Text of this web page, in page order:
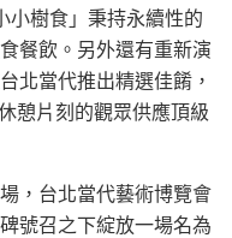
樹食」秉持永續性的
餐飲。另外還有重新演
北當代推出精選佳餚，
憩片刻的觀眾供應頂級
，台北當代藝術博覽會
號召之下綻放一場名為